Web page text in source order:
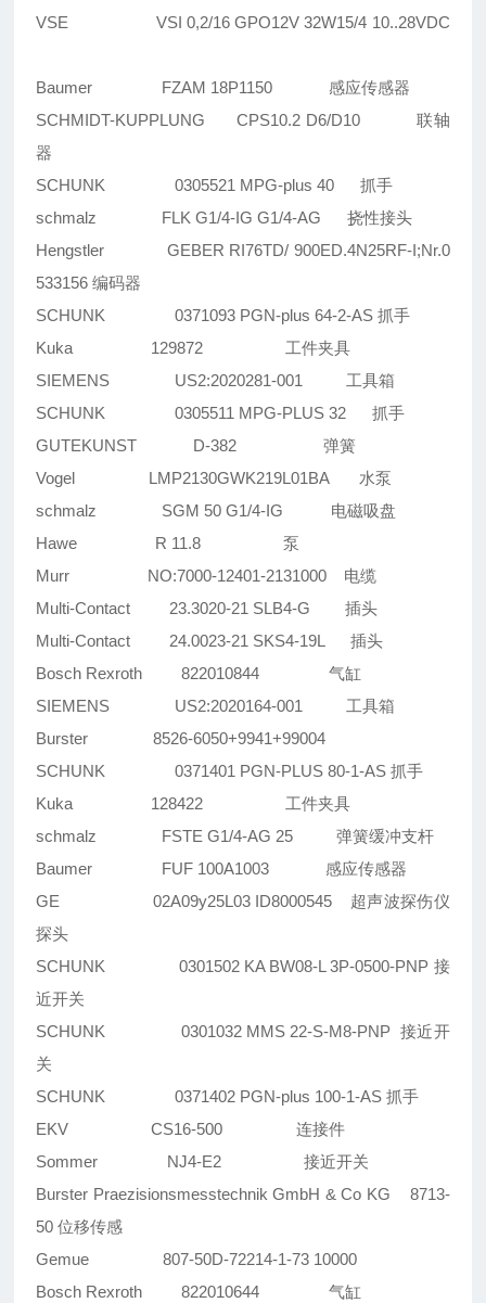
VSE VSI 0,2/16 GPO12V 32W15/4 10..28VDC
Baumer FZAM 18P1150 感应传感器
SCHMIDT-KUPPLUNG CPS10.2 D6/D10 联轴
器
SCHUNK 0305521 MPG-plus 40 抓手
schmalz FLK G1/4-IG G1/4-AG 挠性接头
Hengstler GEBER RI76TD/ 900ED.4N25RF-I;Nr.0
533156 编码器
SCHUNK 0371093 PGN-plus 64-2-AS 抓手
Kuka 129872 工件夹具
SIEMENS US2:2020281-001 工具箱
SCHUNK 0305511 MPG-PLUS 32 抓手
GUTEKUNST D-382 弹簧
Vogel LMP2130GWK219L01BA 水泵
schmalz SGM 50 G1/4-IG 电磁吸盘
Hawe R 11.8 泵
Murr NO:7000-12401-2131000 电缆
Multi-Contact 23.3020-21 SLB4-G 插头
Multi-Contact 24.0023-21 SKS4-19L 插头
Bosch Rexroth 822010844 气缸
SIEMENS US2:2020164-001 工具箱
Burster 8526-6050+9941+99004
SCHUNK 0371401 PGN-PLUS 80-1-AS 抓手
Kuka 128422 工件夹具
schmalz FSTE G1/4-AG 25 弹簧缓冲支杆
Baumer FUF 100A1003 感应传感器
GE 02A09y25L03 ID8000545 超声波探伤仪
探头
SCHUNK 0301502 KA BW08-L 3P-0500-PNP 接
近开关
SCHUNK 0301032 MMS 22-S-M8-PNP 接近开
关
SCHUNK 0371402 PGN-plus 100-1-AS 抓手
EKV CS16-500 连接件
Sommer NJ4-E2 接近开关
Burster Praezisionsmesstechnik GmbH & Co KG 8713-
50 位移传感
Gemue 807-50D-72214-1-73 10000
Bosch Rexroth 822010644 气缸